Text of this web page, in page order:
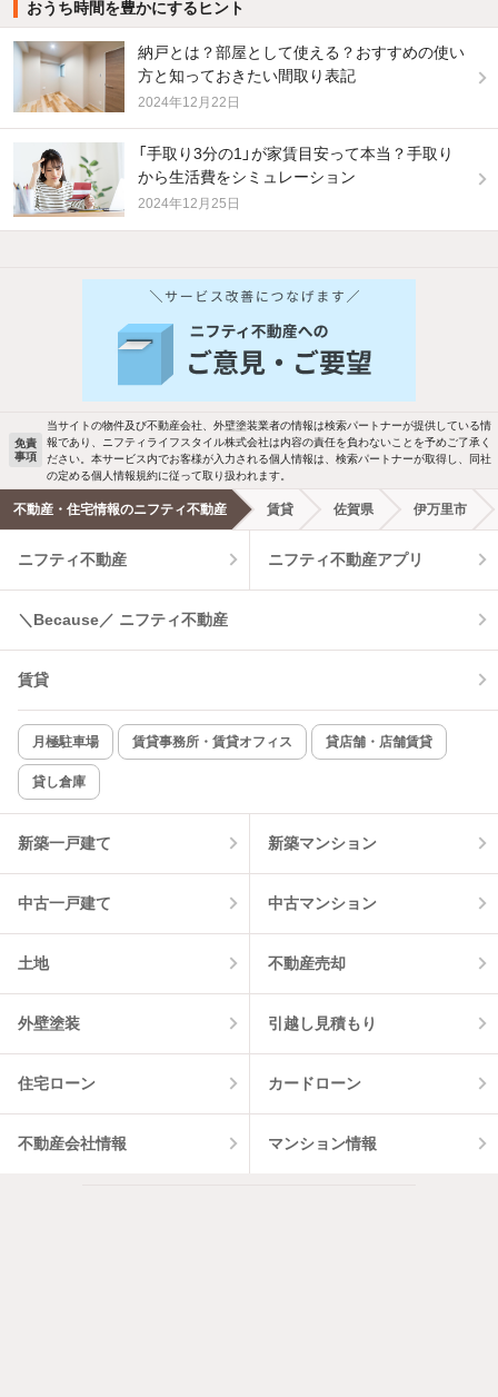
おうち時間を豊かにするヒント
納戸とは？部屋として使える？おすすめの使い
方と知っておきたい間取り表記
2024年12月22日
「手取り3分の1」が家賃目安って本当？手取り
から生活費をシミュレーション
2024年12月25日
他の人はこんな条件で絞り込んでいます！
バス・トイレ別 2階以上
駐車場あり ペット相談
洗濯機置場あり 独立洗面台
エアコンあり 都市ガス
温水洗浄便座 オートロック
コンロ2口以上
新着のみ インターネット無料
該当件数:
10
免責
事項
当サイトの物件及び不動産会社、外壁塗装業者の情報は検索パートナーが提供している情
報であり、ニフティライフスタイル株式会社は内容の責任を負わないことを予めご了承く
ださい。本サービス内でお客様が入力される個人情報は、検索パートナーが取得し、同社
の定める個人情報規約に従って取り扱われます。
不動産・住宅情報のニフティ不動産 賃貸 佐賀県 伊万里市
ニフティ不動産 ニフティ不動産アプリ
＼Because／ ニフティ不動産
賃貸
月極駐車場 賃貸事務所・賃貸オフィス 貸店舗・店舗賃貸
貸し倉庫
新築一戸建て 新築マンション
中古一戸建て 中古マンション
土地 不動産売却
外壁塗装 引越し見積もり
住宅ローン カードローン
不動産会社情報 マンション情報